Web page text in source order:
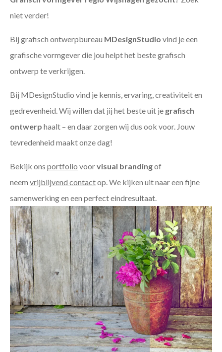
niet verder!
Bij grafisch ontwerpbureau MDesignStudio vind je een
grafische vormgever die jou helpt het beste grafisch
ontwerp te verkrijgen.
Bij MDesignStudio vind je kennis, ervaring, creativiteit en
gedrevenheid. Wij willen dat jij het beste uit je grafisch
ontwerp haalt – en daar zorgen wij dus ook voor. Jouw
tevredenheid maakt onze dag!
Bekijk ons portfolio voorvisual brandingof
neem vrijblijvend contactop. We kijken uit naar een fijne
samenwerking en een perfect eindresultaat.